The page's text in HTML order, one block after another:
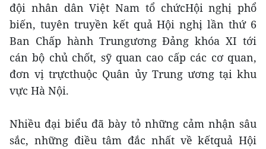
đội nhân dân Việt Nam tổ chứcHội nghị phổ
biến, tuyên truyền kết quả Hội nghị lần thứ 6
Ban Chấp hành Trungương Đảng khóa XI tới
cán bộ chủ chốt, sỹ quan cao cấp các cơ quan,
đơn vị trựcthuộc Quân ủy Trung ương tại khu
vực Hà Nội.
Nhiều đại biểu đã bày tỏ những cảm nhận sâu
sắc, những điều tâm đắc nhất về kếtquả Hội